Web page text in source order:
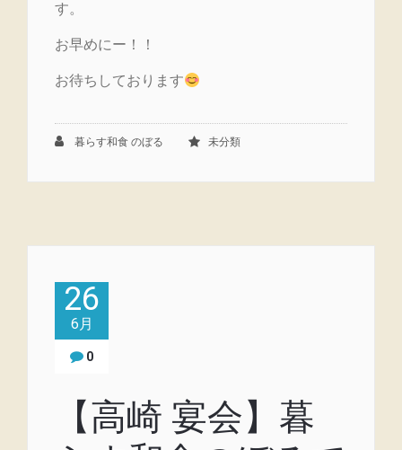
す。
お早めにー！！
お待ちしております
暮らす和食 のぼる 未分類
26
6月
0
【高崎 宴会】暮